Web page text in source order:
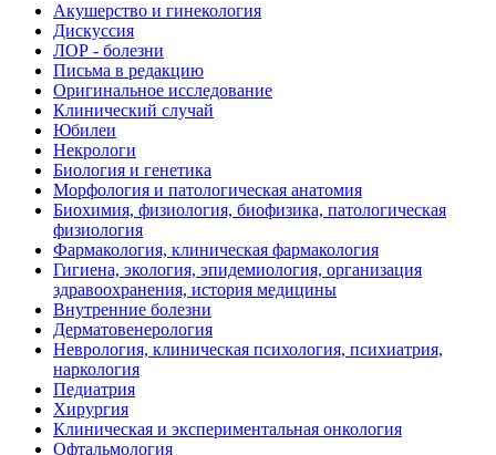
Акушерство и гинекология
Дискуссия
ЛОР - болезни
Письма в редакцию
Оригинальное исследование
Клинический случай
Юбилеи
Некрологи
Биология и генетика
Морфология и патологическая анатомия
Биохимия, физиология, биофизика, патологическая
физиология
Фармакология, клиническая фармакология
Гигиена, экология, эпидемиология, организация
здравоохранения, история медицины
Внутренние болезни
Дерматовенерология
Неврология, клиническая психология, психиатрия,
наркология
Педиатрия
Хирургия
Клиническая и экспериментальная онкология
Офтальмология